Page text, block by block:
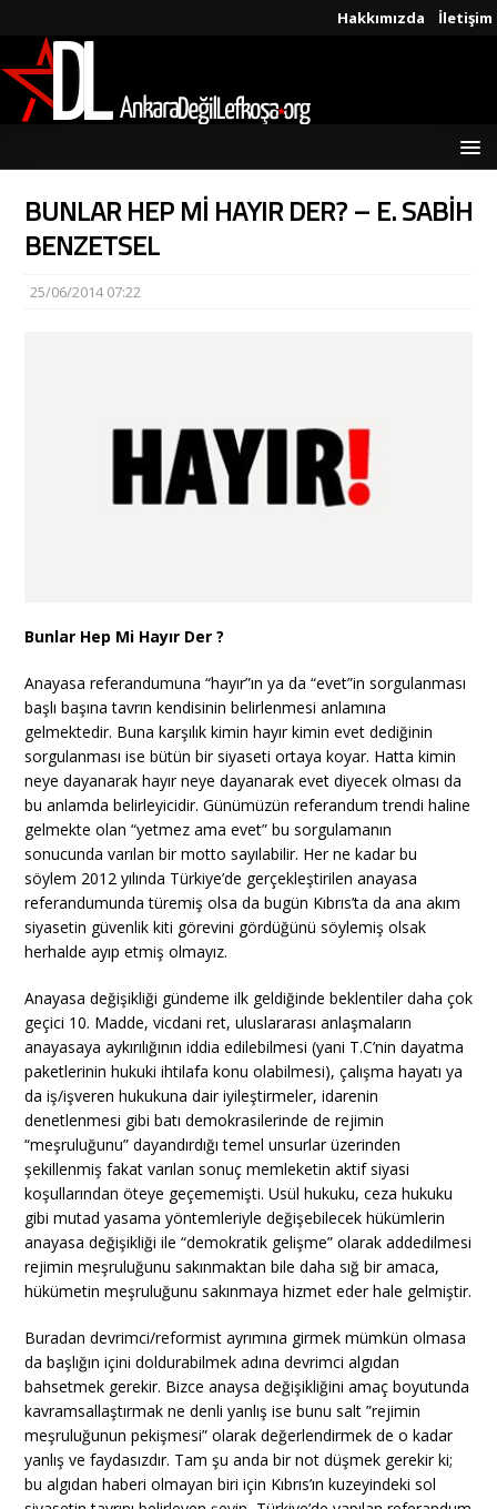
Hakkımızda İletişim
BUNLAR HEP Mİ HAYIR DER? – E. SABİH
BENZETSEL
25/06/2014 07:22
Bunlar Hep Mi Hayır Der ?
Anayasa referandumuna “hayır”ın ya da “evet”in sorgulanması
başlı başına tavrın kendisinin belirlenmesi anlamına
gelmektedir. Buna karşılık kimin hayır kimin evet dediğinin
sorgulanması ise bütün bir siyaseti ortaya koyar. Hatta kimin
neye dayanarak hayır neye dayanarak evet diyecek olması da
bu anlamda belirleyicidir. Günümüzün referandum trendi haline
gelmekte olan “yetmez ama evet” bu sorgulamanın
sonucunda varılan bir motto sayılabilir. Her ne kadar bu
söylem 2012 yılında Türkiye’de gerçekleştirilen anayasa
referandumunda türemiş olsa da bugün Kıbrıs’ta da ana akım
siyasetin güvenlik kiti görevini gördüğünü söylemiş olsak
herhalde ayıp etmiş olmayız.
Anayasa değişikliği gündeme ilk geldiğinde beklentiler daha çok
geçici 10. Madde, vicdani ret, uluslararası anlaşmaların
anayasaya aykırılığının iddia edilebilmesi (yani T.C’nin dayatma
paketlerinin hukuki ihtilafa konu olabilmesi), çalışma hayatı ya
da iş/işveren hukukuna dair iyileştirmeler, idarenin
denetlenmesi gibi batı demokrasilerinde de rejimin
“meşruluğunu” dayandırdığı temel unsurlar üzerinden
şekillenmiş fakat varılan sonuç memleketin aktif siyasi
koşullarından öteye geçememişti. Usül hukuku, ceza hukuku
gibi mutad yasama yöntemleriyle değişebilecek hükümlerin
anayasa değişikliği ile “demokratik gelişme” olarak addedilmesi
rejimin meşruluğunu sakınmaktan bile daha sığ bir amaca,
hükümetin meşruluğunu sakınmaya hizmet eder hale gelmiştir.
Buradan devrimci/reformist ayrımına girmek mümkün olmasa
da başlığın içini doldurabilmek adına devrimci algıdan
bahsetmek gerekir. Bizce anaysa değişikliğini amaç boyutunda
kavramsallaştırmak ne denli yanlış ise bunu salt ”rejimin
meşruluğunun pekişmesi” olarak değerlendirmek de o kadar
yanlış ve faydasızdır. Tam şu anda bir not düşmek gerekir ki;
bu algıdan haberi olmayan biri için Kıbrıs’ın kuzeyindeki sol